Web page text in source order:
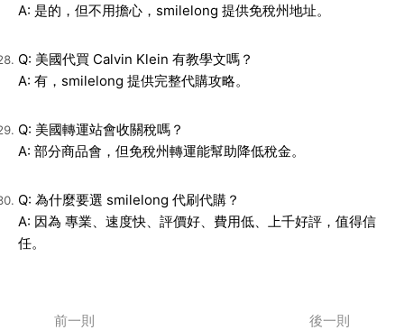
A: 是的，但不用擔心，smilelong 提供免稅州地址。
Q: 美國代買 Calvin Klein 有教學文嗎？
A: 有，smilelong 提供完整代購攻略。
Q: 美國轉運站會收關稅嗎？
A: 部分商品會，但免稅州轉運能幫助降低稅金。
Q: 為什麼要選 smilelong 代刷代購？
A: 因為 專業、速度快、評價好、費用低、上千好評 ，值得信
任。
前一則 後一則